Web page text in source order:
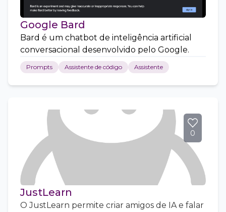
Google Bard
Bard é um chatbot de inteligência artificial
conversacional desenvolvido pelo Google.
Prompts Assistente de código Assistente
0
JustLearn
O JustLearn permite criar amigos de IA e falar